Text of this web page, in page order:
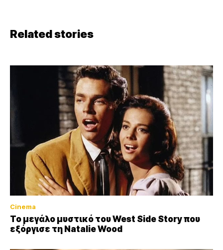
Related stories
Cinema
Το μεγάλο μυστικό του West Side Story που
εξόργισε τη Natalie Wood